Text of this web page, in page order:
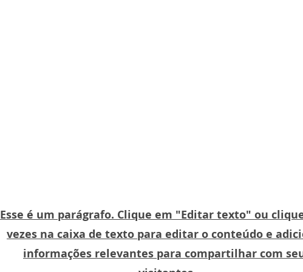
Esse é um parágrafo. Clique em "Editar texto" ou
vezes na caixa de texto para editar o conteúdo e
informações relevantes para compartilhar com